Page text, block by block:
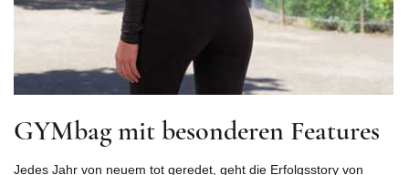
GYMbag mit besonderen Features
Jedes Jahr von neuem tot geredet, geht die Erfolgsstory von